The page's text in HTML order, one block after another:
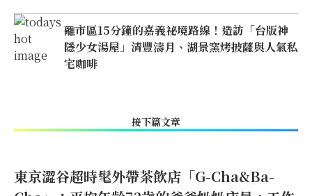
離市區15分鐘的嘉義祕境路線！造訪「台版神
隱少女湯屋」清豐濤月、湖景窯烤披薩與人氣私
宅咖啡
接下篇文章
東京澀谷超時髦外帶茶飲店「G-Cha&Ba-